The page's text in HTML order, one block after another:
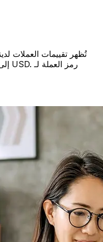
تُظهر تقييمات العملات